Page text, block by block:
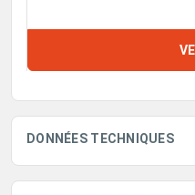
DONNÉES TECHNIQUES